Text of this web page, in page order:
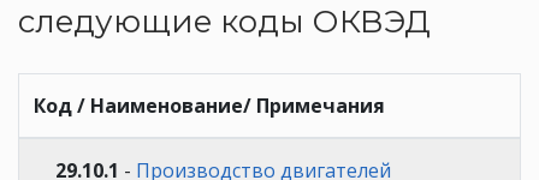
следующие коды ОКВЭД
Код / Наименование/ Примечания
29.10.1 - Производство двигателей